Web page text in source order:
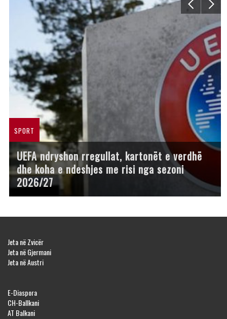
SPORT
UEFA ndryshon rregullat, kartonët e verdhë
dhe koha e ndeshjes me risi nga sezoni
2026/27
Jeta në Zvicër
Jeta në Gjermani
Jeta në Austri
E-Diaspora
CH-Ballkani
AT Balkani